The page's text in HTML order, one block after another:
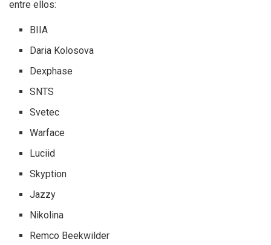
entre ellos:
BIIA
Daria Kolosova
Dexphase
SNTS
Svetec
Warface
Luciid
Skyption
Jazzy
Nikolina
Remco Beekwilder